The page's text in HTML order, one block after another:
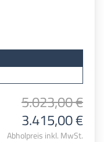
5.023,00 €
3.415,00 €
Abholpreis inkl. MwSt.